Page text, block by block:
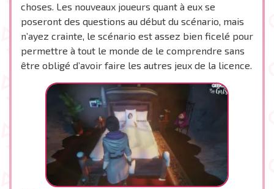
choses. Les nouveaux joueurs quant à eux se
poseront des questions au début du scénario, mais
n’ayez crainte, le scénario est assez bien ficelé pour
permettre à tout le monde de le comprendre sans
être obligé d’avoir faire les autres jeux de la licence.